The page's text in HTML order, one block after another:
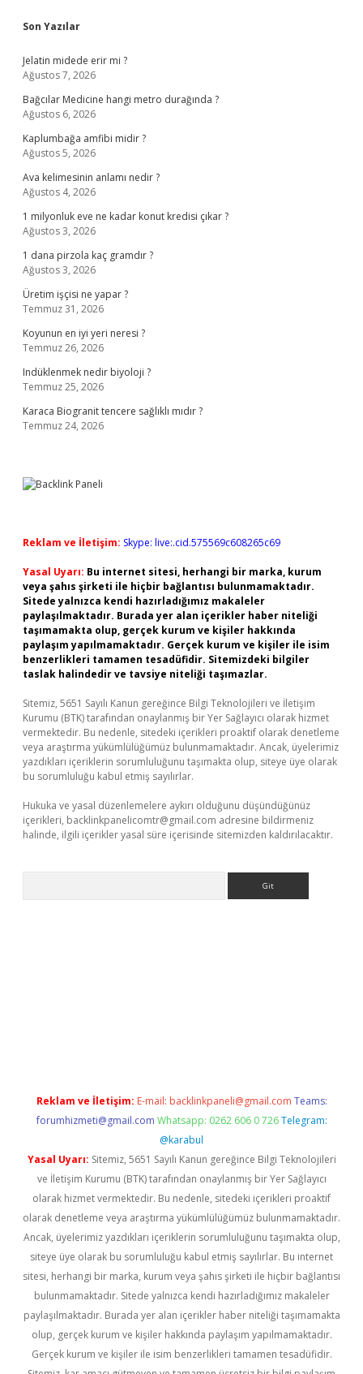
Sidebar
Son Yazılar
Jelatin midede erir mi ?
Ağustos 7, 2026
Bağcılar Medicine hangi metro durağında ?
Ağustos 6, 2026
Kaplumbağa amfibi midir ?
Ağustos 5, 2026
Ava kelimesinin anlamı nedir ?
Ağustos 4, 2026
1 milyonluk eve ne kadar konut kredisi çıkar ?
Ağustos 3, 2026
1 dana pirzola kaç gramdır ?
Ağustos 3, 2026
Üretim işçisi ne yapar ?
Temmuz 31, 2026
Koyunun en iyi yeri neresi ?
Temmuz 26, 2026
Indüklenmek nedir biyoloji ?
Temmuz 25, 2026
Karaca Biogranit tencere sağlıklı mıdır ?
Temmuz 24, 2026
Reklam ve İletişim: Skype: live:.cid.575569c608265c69
Yasal Uyarı: Bu internet sitesi, herhangi bir marka, kurum
veya şahıs şirketi ile hiçbir bağlantısı bulunmamaktadır.
Sitede yalnızca kendi hazırladığımız makaleler
paylaşılmaktadır. Burada yer alan içerikler haber niteliği
taşımamakta olup, gerçek kurum ve kişiler hakkında
paylaşım yapılmamaktadır. Gerçek kurum ve kişiler ile isim
benzerlikleri tamamen tesadüfidir. Sitemizdeki bilgiler
taslak halindedir ve tavsiye niteliği taşımazlar.
Sitemiz, 5651 Sayılı Kanun gereğince Bilgi Teknolojileri ve İletişim
Kurumu (BTK) tarafından onaylanmış bir Yer Sağlayıcı olarak hizmet
vermektedir. Bu nedenle, sitedeki içerikleri proaktif olarak denetleme
veya araştırma yükümlülüğümüz bulunmamaktadır. Ancak, üyelerimiz
yazdıkları içeriklerin sorumluluğunu taşımakta olup, siteye üye olarak
bu sorumluluğu kabul etmiş sayılırlar.
Hukuka ve yasal düzenlemelere aykırı olduğunu düşündüğünüz
içerikleri, backlinkpanelicomtr@gmail.com adresine bildirmeniz
halinde, ilgili içerikler yasal süre içerisinde sitemizden kaldırılacaktır.
Reklam ve İletişim: E-mail: backlinkpaneli@gmail.com Teams:
forumhizmeti@gmail.com Whatsapp: 0262 606 0 726 Telegram:
@karabul
Yasal Uyarı: Sitemiz, 5651 Sayılı Kanun gereğince Bilgi Teknolojileri
ve İletişim Kurumu (BTK) tarafından onaylanmış bir Yer Sağlayıcı
olarak hizmet vermektedir. Bu nedenle, sitedeki içerikleri proaktif
olarak denetleme veya araştırma yükümlülüğümüz bulunmamaktadır.
Ancak, üyelerimiz yazdıkları içeriklerin sorumluluğunu taşımakta olup,
siteye üye olarak bu sorumluluğu kabul etmiş sayılırlar. Bu internet
sitesi, herhangi bir marka, kurum veya şahıs şirketi ile hiçbir bağlantısı
bulunmamaktadır. Sitede yalnızca kendi hazırladığımız makaleler
paylaşılmaktadır. Burada yer alan içerikler haber niteliği taşımamakta
olup, gerçek kurum ve kişiler hakkında paylaşım yapılmamaktadır.
Gerçek kurum ve kişiler ile isim benzerlikleri tamamen tesadüfidir.